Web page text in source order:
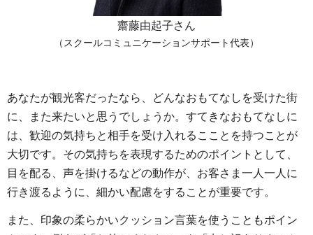
齋藤由起子さん
（スクールコミュニケーションサポート代表）
あなたが観光客だったなら、どんなおもてなしを受けた街
に、また来たいと思うでしょうか。すてきなおもてなしに
は、歓迎の気持ちと相手を受け入れるこことを持つことが
大切です。その気持ちを表現するためのポイントとして、
目を配る、声を掛けるなどの動作が、お客さま一人一人に
行き渡るように、細かい配慮をすることが重要です。
また、印象の柔らかいクッション言葉を使うこともポイン